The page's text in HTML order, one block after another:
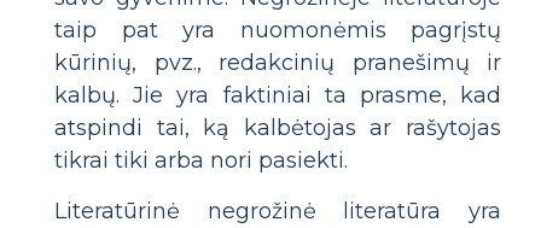
taip pat yra nuomonėmis pagrįstų
kūrinių, pvz., redakcinių pranešimų ir
kalbų. Jie yra faktiniai ta prasme, kad
atspindi tai, ką kalbėtojas ar rašytojas
tikrai tiki arba nori pasiekti.
Literatūrinė negrožinė literatūra yra